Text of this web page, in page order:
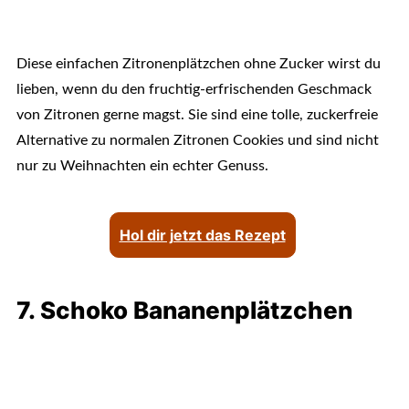
Diese einfachen Zitronenplätzchen ohne Zucker wirst du
lieben, wenn du den fruchtig-erfrischenden Geschmack
von Zitronen gerne magst. Sie sind eine tolle, zuckerfreie
Alternative zu normalen Zitronen Cookies und sind nicht
nur zu Weihnachten ein echter Genuss.
Hol dir jetzt das Rezept
7. Schoko Bananenplätzchen